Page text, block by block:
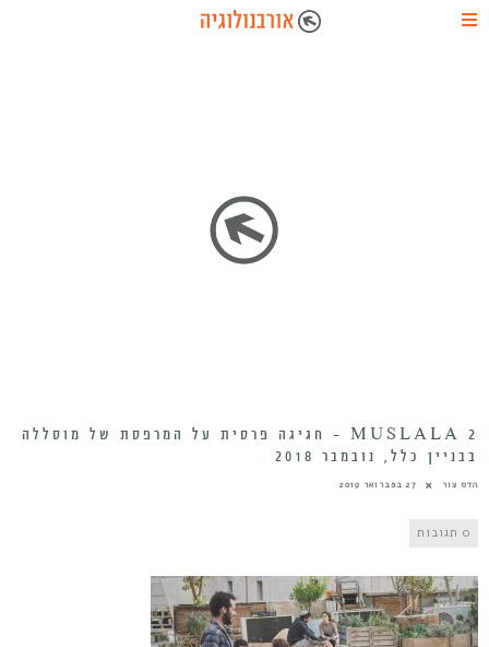
MUSLALA 2 – חגיגה פרסית על המרפסת של מוסללה
בבניין כלל, נובמבר 2018
הדס צור 27 בפברואר 2019
0 תגובות